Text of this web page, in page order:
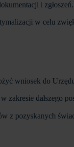
i zgłoszeń.
w celu
wniosek do
zakresie dalszego
z pozyskanych